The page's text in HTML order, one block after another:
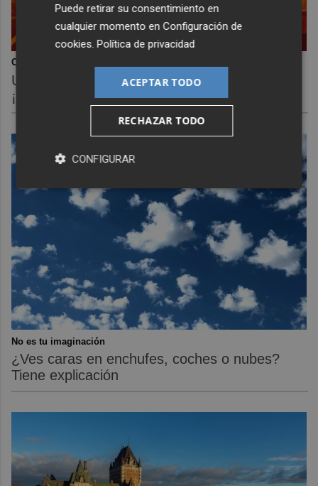
Corepunk MMORPG
Un verdadero MMORPG de la vieja escuela
¡Cómo los de antes, pero mejor!
No es tu imaginación
¿Ves caras en enchufes, coches o nubes?
Tiene explicación
Puede retirar su consentimiento en
cualquier momento enConfiguración de
cookies .Política de privacidad
ACEPTAR TODO
RECHAZAR TODO
CONFIGURAR